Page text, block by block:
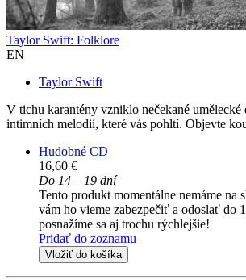
Taylor Swift: Folklore
EN
Taylor Swift
V tichu karantény vzniklo nečekané
intimních melodií, které vás pohltí. Objevte
Hudobné CD
16,60 €
Do 14 – 19 dní
Tento produkt momentálne nemáme na
vám ho vieme zabezpečiť a odoslať do
posnažíme sa aj trochu rýchlejšie!
Pridať do zoznamu
Vložiť do košíka